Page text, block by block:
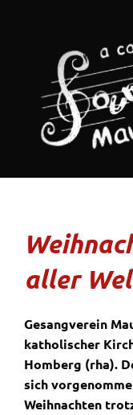
aller
Gesangverein
katholischer
Homberg (rha).
sich
Weihnachten